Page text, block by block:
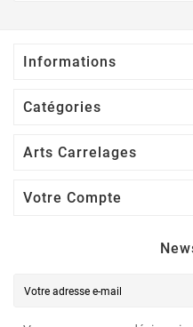
Informations
Catégories
Arts Carrelages
Votre Compte